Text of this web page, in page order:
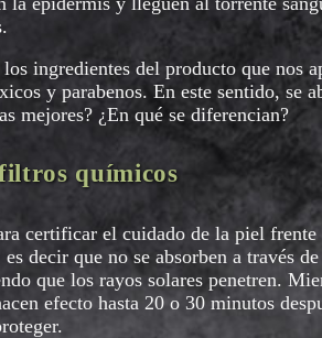
ingredientes del producto que nos
y parabenos. En este sentido, se
mejores? ¿En qué se diferencian?
químicos
certificar el cuidado de la piel frente
decir que no se absorben a través
que los rayos solares penetren.
efecto hasta 20 o 30 minutos